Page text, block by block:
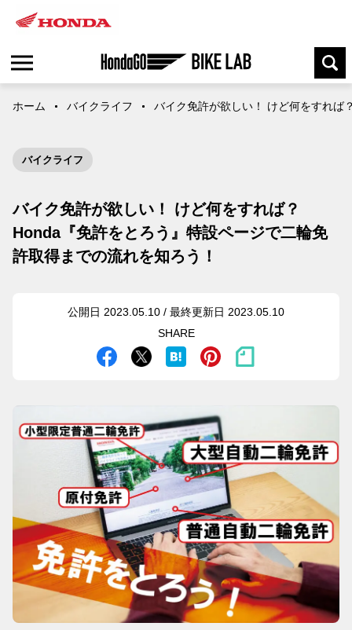
ホーム バイクライフ バイク免許が欲しい！ けど何をすれば
バイクライフ
バイク免許が欲しい！ けど何をすれば？
Honda『免許をとろう』特設ページで二輪免
許取得までの流れを知ろう！
公開日 2023.05.10 / 最終更新日 2023.05.10
SHARE